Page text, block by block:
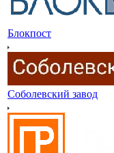
Блокпост
Соболевский завод